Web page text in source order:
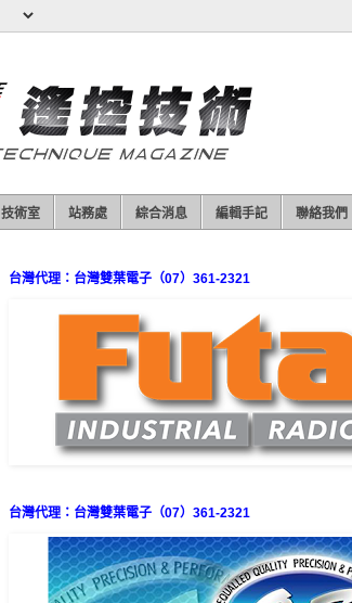
技術室 站務處 綜合消息 編輯手記 聯絡我們
台灣代理：台灣雙葉電子（07）361-2321
台灣代理：台灣雙葉電子（07）361-2321